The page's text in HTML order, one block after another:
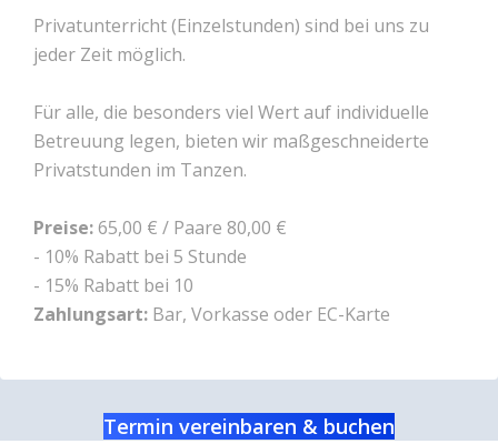
Privatunterricht (Einzelstunden) sind bei uns zu
jeder Zeit möglich.
Für alle, die besonders viel Wert auf individuelle
Betreuung legen, bieten wir maßgeschneiderte
Privatstunden im Tanzen.
Preise:65,00 € / Paare 80,00 €
- 10% Rabatt bei 5 Stunde
- 15% Rabatt bei 10
Zahlungsart: Bar, Vorkasse oder EC-Karte
Termin vereinbaren & buchen